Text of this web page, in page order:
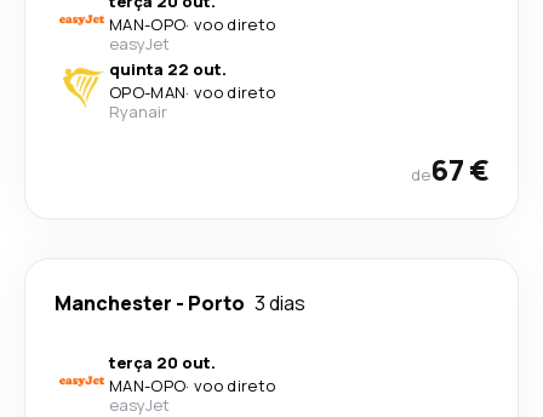
MAN-OPO· voo direto
easyJet
quinta 22 out.
OPO-MAN· voo direto
Ryanair
de67 €
Manchester - Porto 3 dias
terça 20 out.
MAN-OPO· voo direto
easyJet